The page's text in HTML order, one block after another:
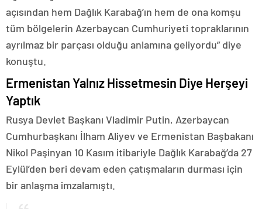
açısından hem Dağlık Karabağ’ın hem de ona komşu
tüm bölgelerin Azerbaycan Cumhuriyeti topraklarının
ayrılmaz bir parçası olduğu anlamına geliyordu” diye
konuştu.
Ermenistan Yalnız Hissetmesin Diye Herşeyi
Yaptık
Rusya Devlet Başkanı Vladimir Putin, Azerbaycan
Cumhurbaşkanı İlham Aliyev ve Ermenistan Başbakanı
Nikol Paşinyan 10 Kasım itibariyle Dağlık Karabağ’da 27
Eylül’den beri devam eden çatışmaların durması için
bir anlaşma imzalamıştı.